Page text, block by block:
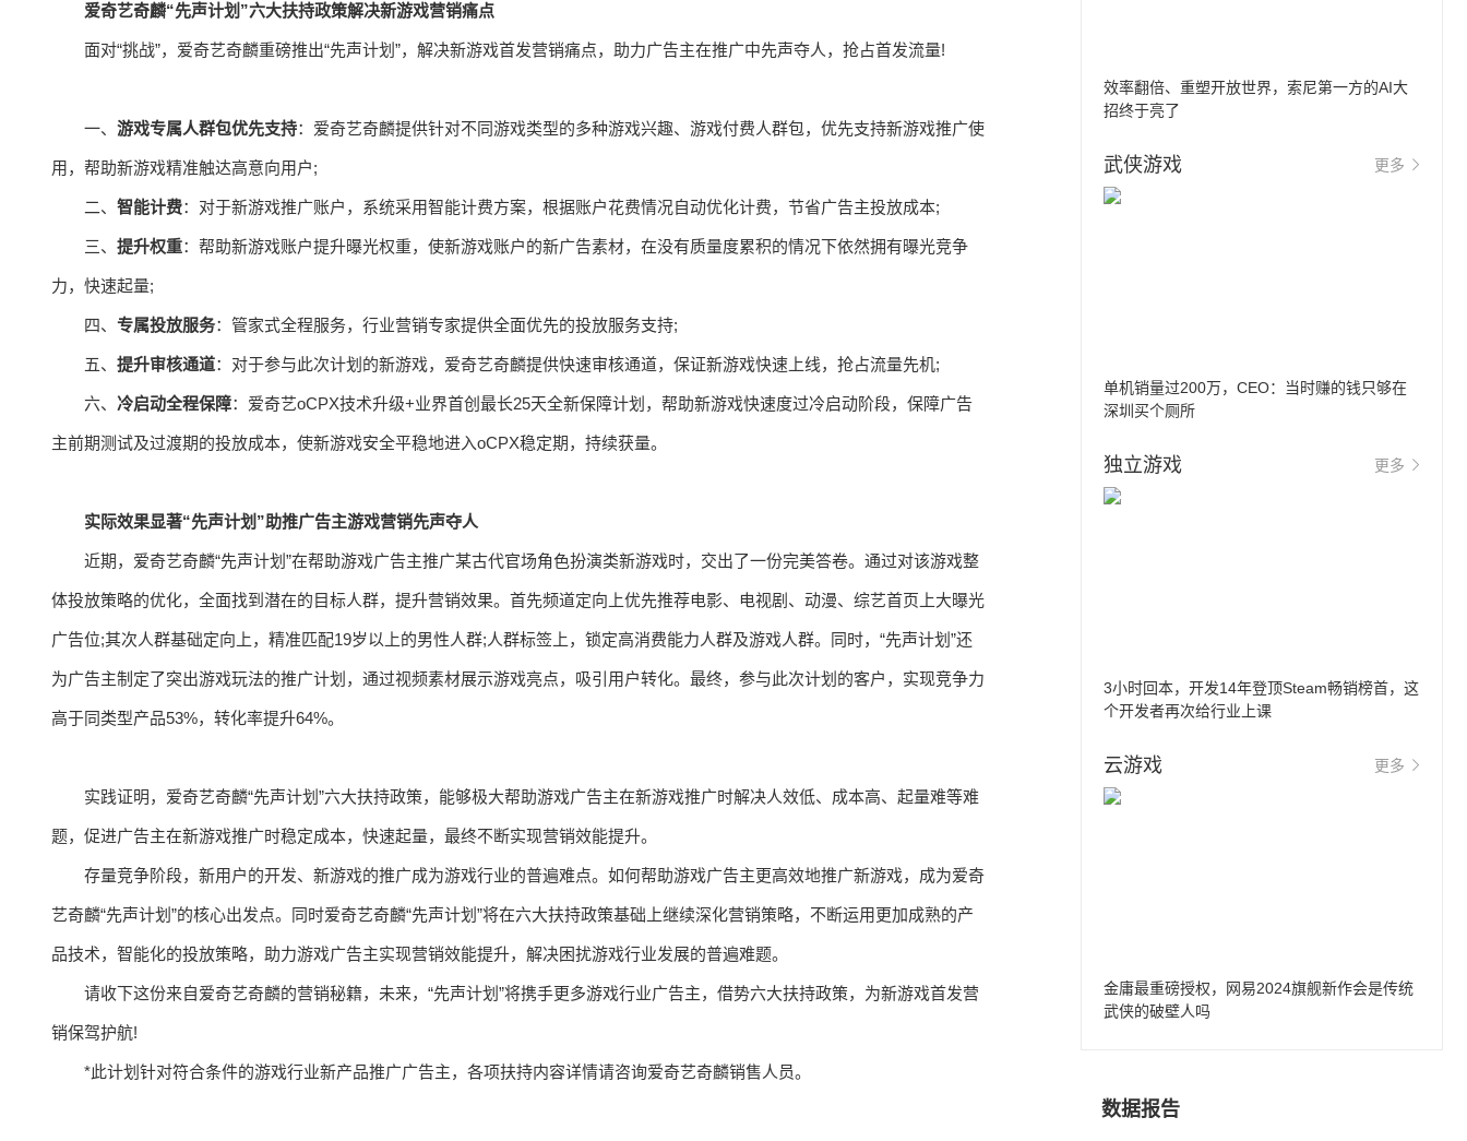
爱奇艺奇麟“先声计划”六大扶持政策解决新游戏营销痛点
面对“挑战”，爱奇艺奇麟重磅推出“先声计划”，解决新游戏首发营销痛点，助力广告主在推广中先声夺人，抢占首发流量!
一、 游戏专属人群包优先支持：爱奇艺奇麟提供针对不同游戏类型的多种游戏兴趣、游戏付费人群包，优先支持新游戏推广使
用，帮助新游戏精准触达高意向用户;
二、 智能计费：对于新游戏推广账户，系统采用智能计费方案，根据账户花费情况自动优化计费，节省广告主投放成本;
三、 提升权重：帮助新游戏账户提升曝光权重，使新游戏账户的新广告素材，在没有质量度累积的情况下依然拥有曝光竞争
力，快速起量;
四、 专属投放服务：管家式全程服务，行业营销专家提供全面优先的投放服务支持;
五、 提升审核通道：对于参与此次计划的新游戏，爱奇艺奇麟提供快速审核通道，保证新游戏快速上线，抢占流量先机;
六、 冷启动全程保障：爱奇艺oCPX技术升级+业界首创最长25天全新保障计划，帮助新游戏快速度过冷启动阶段，保障广告
主前期测试及过渡期的投放成本，使新游戏安全平稳地进入oCPX稳定期，持续获量。
实际效果显著“先声计划”助推广告主游戏营销先声夺人
近期，爱奇艺奇麟“先声计划”在帮助游戏广告主推广某古代官场角色扮演类新游戏时，交出了一份完美答卷。通过对该游戏整
体投放策略的优化，全面找到潜在的目标人群，提升营销效果。首先频道定向上优先推荐电影、电视剧、动漫、综艺首页上大曝光
广告位;其次人群基础定向上，精准匹配19岁以上的男性人群;人群标签上，锁定高消费能力人群及游戏人群。同时，“先声计划”还
为广告主制定了突出游戏玩法的推广计划，通过视频素材展示游戏亮点，吸引用户转化。最终，参与此次计划的客户，实现竞争力
高于同类型产品53%，转化率提升64%。
实践证明，爱奇艺奇麟“先声计划”六大扶持政策，能够极大帮助游戏广告主在新游戏推广时解决人效低、成本高、起量难等难
题，促进广告主在新游戏推广时稳定成本，快速起量，最终不断实现营销效能提升。
存量竞争阶段，新用户的开发、新游戏的推广成为游戏行业的普遍难点。如何帮助游戏广告主更高效地推广新游戏，成为爱奇
艺奇麟“先声计划”的核心出发点。同时爱奇艺奇麟“先声计划”将在六大扶持政策基础上继续深化营销策略，不断运用更加成熟的产
品技术，智能化的投放策略，助力游戏广告主实现营销效能提升，解决困扰游戏行业发展的普遍难题。
请收下这份来自爱奇艺奇麟的营销秘籍，未来，“先声计划”将携手更多游戏行业广告主，借势六大扶持政策，为新游戏首发营
销保驾护航!
*此计划针对符合条件的游戏行业新产品推广广告主，各项扶持内容详情请咨询爱奇艺奇麟销售人员。
效率翻倍、重塑开放世界，索尼第一方的AI大
招终于亮了
武侠游戏 更多
单机销量过200万，CEO：当时赚的钱只够在
深圳买个厕所
独立游戏 更多
3小时回本，开发14年登顶Steam畅销榜首，这
个开发者再次给行业上课
云游戏 更多
金庸最重磅授权，网易2024旗舰新作会是传统
武侠的破壁人吗
数据报告